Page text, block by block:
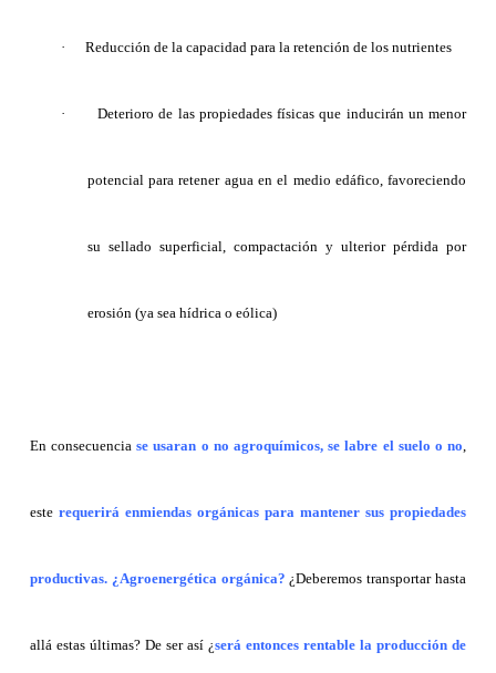
· Reducción de la capacidad para la retención de los nutrientes
· Deterioro de las propiedades físicas que inducirán un menor
potencial para retener agua en el medio edáfico, favoreciendo
su sellado superficial, compactación y ulterior pérdida por
erosión (ya sea hídrica o eólica)
En consecuenciase usaran o no agroquímicos, se labre el suelo o no,
este requerirá enmiendas orgánicas para mantener sus propiedades
productivas. ¿Agroenergética orgánica? ¿Deberemos transportar hasta
allá estas últimas? De ser así ¿será entonces rentable la producción de